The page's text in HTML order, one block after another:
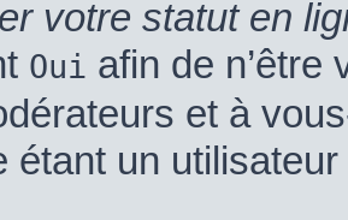
votre statut en
Oui afin de n’être
et à
étant un